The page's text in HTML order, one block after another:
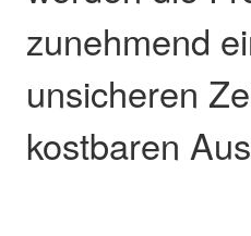
zunehmend
unsicheren
kostbaren